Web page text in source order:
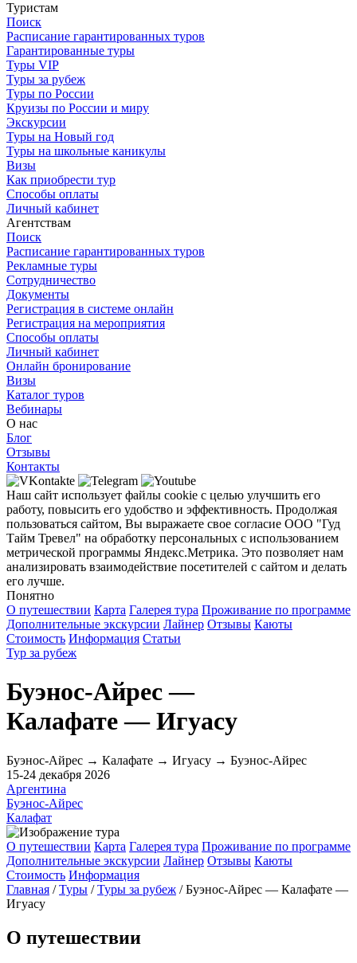
Туристам
Поиск
Расписание гарантированных туров
Гарантированные туры
Туры VIP
Туры за рубеж
Туры по России
Круизы по России и миру
Экскурсии
Туры на Новый год
Туры на школьные каникулы
Визы
Как приобрести тур
Способы оплаты
Личный кабинет
Агентствам
Поиск
Расписание гарантированных туров
Рекламные туры
Сотрудничество
Документы
Регистрация в системе онлайн
Регистрация на мероприятия
Способы оплаты
Личный кабинет
Онлайн бронирование
Визы
Каталог туров
Вебинары
О нас
Блог
Отзывы
Контакты
Наш сайт использует файлы cookie с целью улучшить его
работу, повысить его удобство и эффективность. Продолжая
пользоваться сайтом, Вы выражаете свое согласие ООО "Гуд
Тайм Тревел" на обработку персональных с использованием
метрической программы Яндекс.Метрика. Это позволяет нам
анализировать взаимодействие посетителей с сайтом и делать
его лучше.
Понятно
О путешествии Карта Галерея тура Проживание по программе
Дополнительные экскурсии Лайнер Отзывы Каюты
Стоимость Информация Статьи
Тур за рубеж
Буэнос-Айрес —
Калафате — Игуасу
Буэнос-Айрес → Калафате → Игуасу → Буэнос-Айрес
15-24 декабря 2026
Аргентина
Буэнос-Айрес
Калафат
О путешествии Карта Галерея тура Проживание по программе
Дополнительные экскурсии Лайнер Отзывы Каюты
Стоимость Информация
Главная /Туры /Туры за рубеж /Буэнос-Айрес — Калафате —
Игуасу
О путешествии